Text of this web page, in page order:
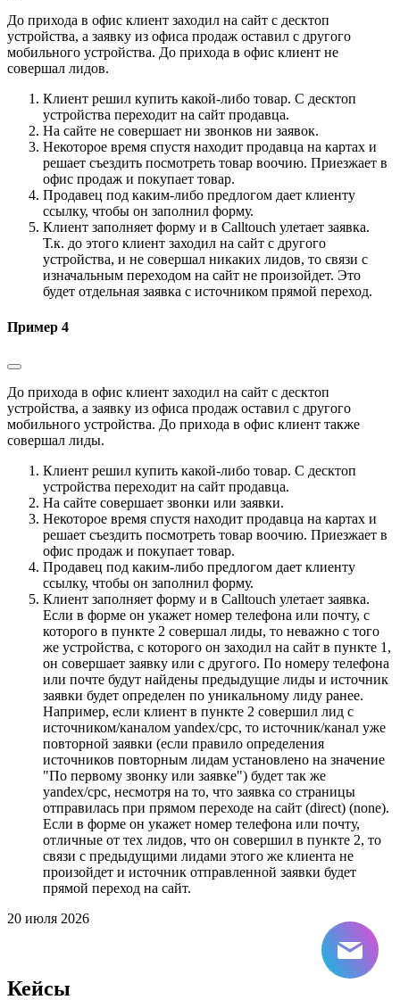
До прихода в офис клиент заходил на сайт с десктоп
устройства, а заявку из офиса продаж оставил с другого
мобильного устройства. До прихода в офис клиент не
совершал лидов.
Клиент решил купить какой-либо товар. С десктоп
устройства переходит на сайт продавца.
На сайте не совершает ни звонков ни заявок.
Некоторое время спустя находит продавца на картах и
решает съездить посмотреть товар воочию. Приезжает в
офис продаж и покупает товар.
Продавец под каким-либо предлогом дает клиенту
ссылку, чтобы он заполнил форму.
Клиент заполняет форму и в Calltouch улетает заявка.
Т.к. до этого клиент заходил на сайт с другого
устройства, и не совершал никаких лидов, то связи с
изначальным переходом на сайт не произойдет. Это
будет отдельная заявка с источником прямой переход.
Пример 4
До прихода в офис клиент заходил на сайт с десктоп
устройства, а заявку из офиса продаж оставил с другого
мобильного устройства. До прихода в офис клиент также
совершал лиды.
Клиент решил купить какой-либо товар. С десктоп
устройства переходит на сайт продавца.
На сайте совершает звонки или заявки.
Некоторое время спустя находит продавца на картах и
решает съездить посмотреть товар воочию. Приезжает в
офис продаж и покупает товар.
Продавец под каким-либо предлогом дает клиенту
ссылку, чтобы он заполнил форму.
Клиент заполняет форму и в Calltouch улетает заявка.
Если в форме он укажет номер телефона или почту, с
которого в пункте 2 совершал лиды, то неважно с того
же устройства, с которого он заходил на сайт в пункте 1,
он совершает заявку или с другого. По номеру телефона
или почте будут найдены предыдущие лиды и источник
заявки будет определен по уникальному лиду ранее.
Например, если клиент в пункте 2 совершил лид с
источником/каналом yandex/cpc, то источник/канал уже
повторной заявки (если правило определения
источников повторным лидам установлено на значение
"По первому звонку или заявке") будет так же
yandex/cpc, несмотря на то, что заявка со страницы
отправилась при прямом переходе на сайт (direct) (none).
Если в форме он укажет номер телефона или почту,
отличные от тех лидов, что он совершил в пункте 2, то
связи с предыдущими лидами этого же клиента не
произойдет и источник отправленной заявки будет
прямой переход на сайт.
20 июля 2026
Кейсы